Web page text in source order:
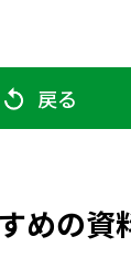
戻る
めの資